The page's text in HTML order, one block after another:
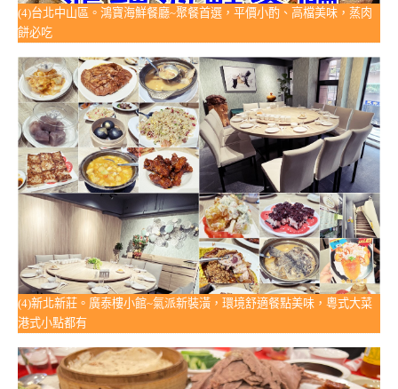
(4)台北中山區。鴻寶海鮮餐廳~聚餐首選，平價小酌、高檔美味，蒸肉
餅必吃
(4)新北新莊。廣泰樓小館~氣派新裝潢，環境舒適餐點美味，粵式大菜
港式小點都有